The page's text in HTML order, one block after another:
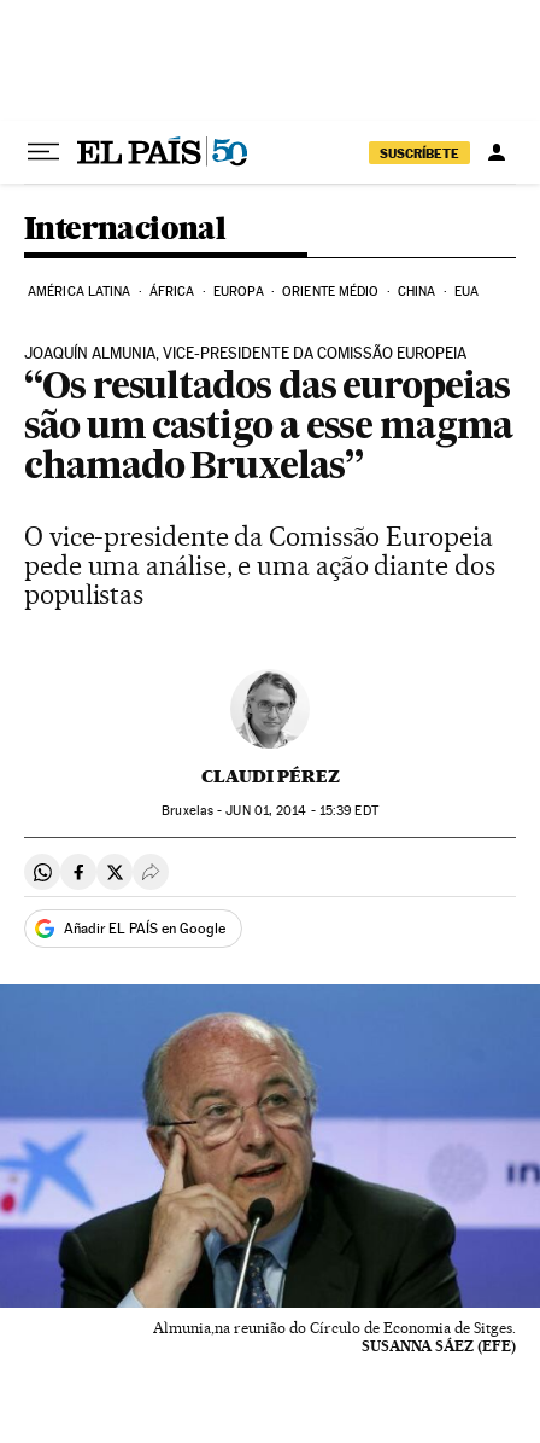
SUSCRÍBETE
Internacional
AMÉRICA LATINA ÁFRICA EUROPA ORIENTE MÉDIO CHINA EUA
JOAQUÍN ALMUNIA, VICE-PRESIDENTE DA COMISSÃO EUROPEIA
“Os resultados das europeias
são um castigo a esse magma
chamado Bruxelas”
O vice-presidente da Comissão Europeia
pede uma análise, e uma ação diante dos
populistas
CLAUDI PÉREZ
Bruxelas -JUN01, 2014 - 15:39 EDT
Compartir en Whatsapp
Compartir en Facebook
Compartir en Twitter
Desplegar Redes Sociales
Añadir EL PAÍS en Google
Almunia,na reunião do Círculo de Economia de Sitges.
SUSANNA SÁEZ (EFE)